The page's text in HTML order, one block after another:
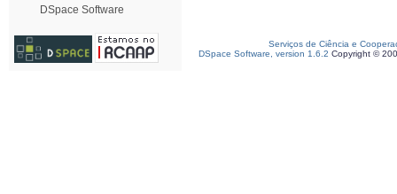
DSpace Software
Serviços de Ciência e
DSpace Software, version 1.6.2 Copyright ©